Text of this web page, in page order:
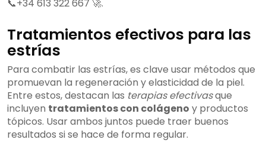
📞+34 613 322 667 🚀.
Tratamientos efectivos para las
estrías
Para combatir las estrías, es clave usar métodos que
promuevan la regeneración y elasticidad de la piel.
Entre estos, destacan las terapias efectivasque
incluyen tratamientos con colágeno y productos
tópicos. Usar ambos juntos puede traer buenos
resultados si se hace de forma regular.